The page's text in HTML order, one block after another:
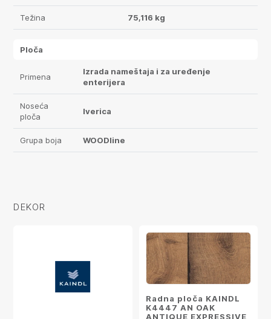
Težina 75,116 kg
Ploča
Primena
Izrada nameštaja i za uređenje
enterijera
Noseća
ploča
Iverica
Grupa boja WOODline
DEKOR
Radna ploča KAINDL
K4447 AN OAK
ANTIQUE EXPRESSIVE